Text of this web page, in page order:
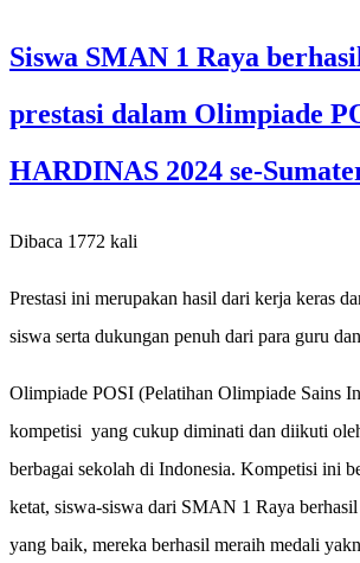
Siswa SMAN 1 Raya
prestasi dalam Olimpiade
HARDINAS 2024 se-
Dibaca 1772 kali
Prestasi ini merupakan hasil dari kerja keras
siswa serta dukungan penuh dari para guru
Olimpiade POSI (Pelatihan Olimpiade Sains
kompetisi yang cukup diminati dan diikuti
berbagai sekolah di Indonesia. Kompetisi ini
ketat, siswa-siswa dari SMAN 1 Raya
yang baik, mereka berhasil meraih medali